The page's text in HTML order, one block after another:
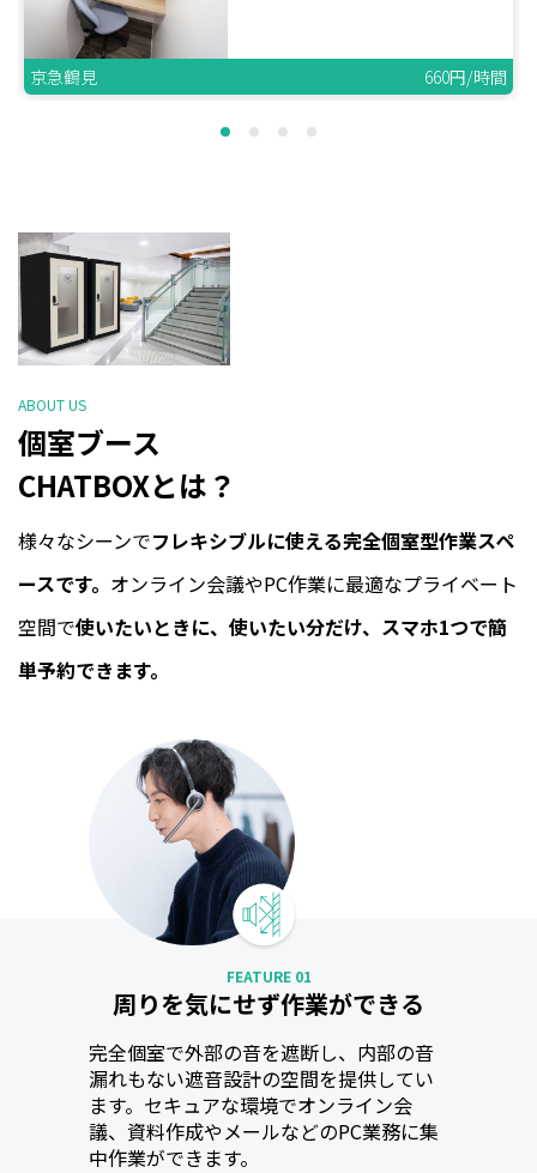
京急鶴見 660円/時間
ABOUT US
個室ブース
CHATBOXとは？
様々なシーンでフレキシブルに使える完全個室型作業スペ
ースです。 オンライン会議やPC作業に最適なプライベート
空間で使いたいときに、使いたい分だけ、スマホ1つで簡
単予約できます。
FEATURE 01
周りを気にせず作業ができる
完全個室で外部の音を遮断し、内部の音
漏れもない遮音設計の空間を提供してい
ます。セキュアな環境でオンライン会
議、資料作成やメールなどのPC業務に集
中作業ができます。